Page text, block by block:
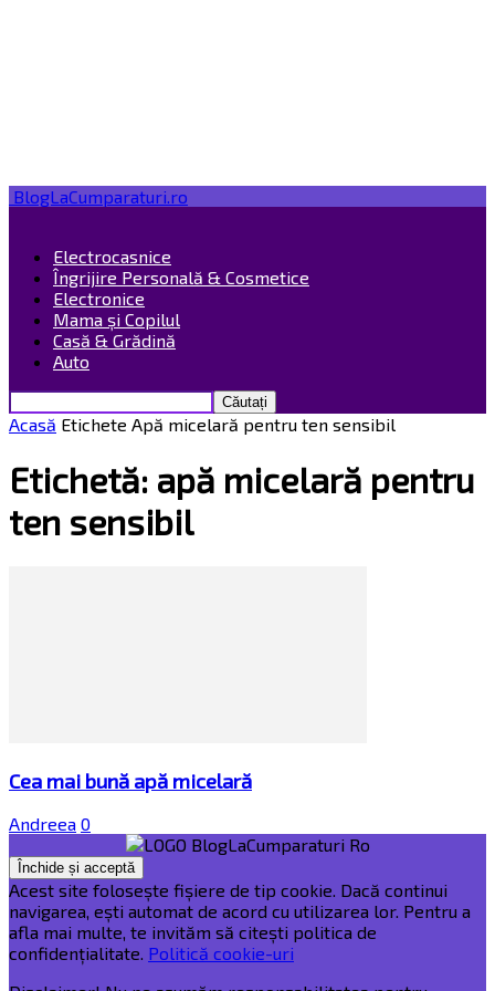
BlogLaCumparaturi.ro
Electrocasnice
Îngrijire Personală & Cosmetice
Electronice
Mama și Copilul
Casă & Grădină
Auto
Acasă Etichete Apă micelară pentru ten sensibil
Etichetă: apă micelară pentru
ten sensibil
Cea mai bună apă micelară
Andreea 0
Acest site folosește fișiere de tip cookie. Dacă continui
navigarea, ești automat de acord cu utilizarea lor. Pentru a
afla mai multe, te invităm să citești politica de
confidențialitate. Politică cookie-uri